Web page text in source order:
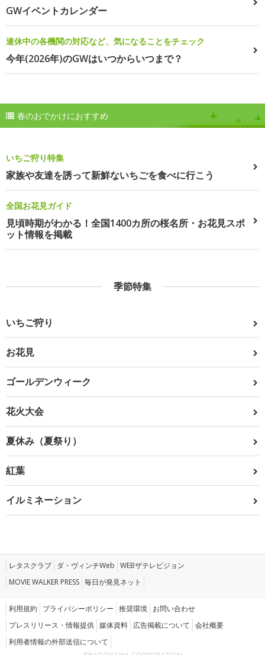
GWイベントカレンダー
連休中の各機関の対応など、気になることをチェック
今年(2026年)のGWはいつからいつまで？
春のおでかけにおすすめ
いちご狩り特集
家族や友達を誘って新鮮ないちごを食べに行こう
全国お花見ガイド
見頃時期がわかる！全国1400カ所の桜名所・お花見スポ
ット情報を掲載
季節特集
いちご狩り
お花見
ゴールデンウィーク
花火大会
夏休み（夏祭り）
紅葉
イルミネーション
レタスクラブ ダ・ヴィンチWeb WEBザテレビジョン
MOVIE WALKER PRESS 毎日が発見ネット
利用規約 プライバシーポリシー 推奨環境 お問い合わせ
プレスリリース・情報提供 媒体資料 広告掲載について 会社概要
利用者情報の外部送信について